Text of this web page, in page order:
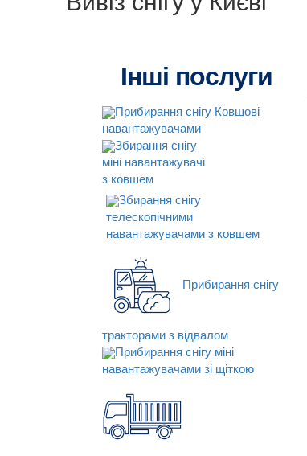
Інші послуги
Прибирання снігу Ковшові
навантажувачами
Збирання снігу
міні навантажувачі
з ковшем
Збирання снігу
телескопічними
навантажувачами з ковшем
Прибирання снігу
тракторами з відвалом
Прибирання снігу міні
навантажувачами зі щіткою